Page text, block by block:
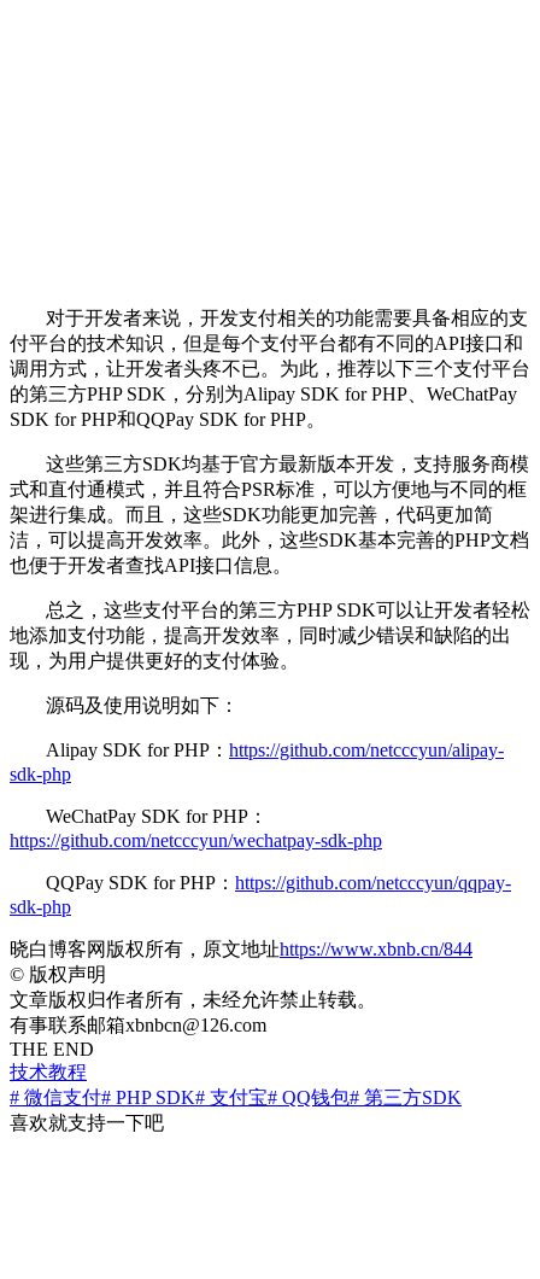
对于开发者来说，开发支付相关的功能需要具备相应的支
付平台的技术知识，但是每个支付平台都有不同的API接口和
调用方式，让开发者头疼不已。为此，推荐以下三个支付平台
的第三方PHP SDK，分别为Alipay SDK for PHP、WeChatPay
SDK for PHP和QQPay SDK for PHP。
这些第三方SDK均基于官方最新版本开发，支持服务商模
式和直付通模式，并且符合PSR标准，可以方便地与不同的框
架进行集成。而且，这些SDK功能更加完善，代码更加简
洁，可以提高开发效率。此外，这些SDK基本完善的PHP文档
也便于开发者查找API接口信息。
总之，这些支付平台的第三方PHP SDK可以让开发者轻松
地添加支付功能，提高开发效率，同时减少错误和缺陷的出
现，为用户提供更好的支付体验。
源码及使用说明如下：
Alipay SDK for PHP： https://github.com/netcccyun/alipay-
sdk-php
WeChatPay SDK for PHP：
https://github.com/netcccyun/wechatpay-sdk-php
QQPay SDK for PHP： https://github.com/netcccyun/qqpay-
sdk-php
晓白博客网版权所有，原文地址https://www.xbnb.cn/844
© 版权声明
文章版权归作者所有，未经允许禁止转载。
有事联系邮箱xbnbcn@126.com
THE END
技术教程
# 微信支付# PHP SDK# 支付宝# QQ钱包# 第三方SDK
喜欢就支持一下吧